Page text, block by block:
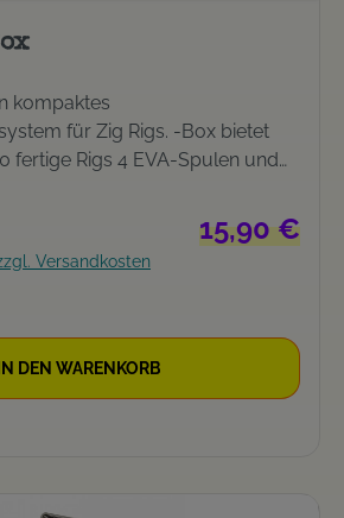
kompaktes
für Zig Rigs. -Box bietet
fertige Rigs 4 EVA-Spulen und
fertigen Zig-Rigs auf ihren Spulen
Regulärer
15,90 €
Versandkosten
DEN WARENKORB